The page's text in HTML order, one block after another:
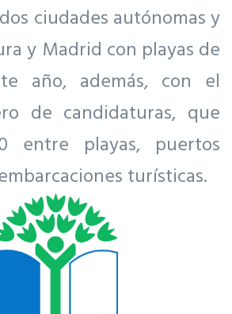
ciudades autónomas y
y Madrid con playas de
año, además, con el
de candidaturas, que
entre playas, puertos
turísticas.